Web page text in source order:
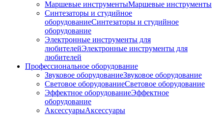
Маршевые инструментыМаршевые инструменты
Синтезаторы и студийное
оборудованиеСинтезаторы и студийное
оборудование
Электронные инструменты для
любителейЭлектронные инструменты для
любителей
Профессиональное оборудование
Звуковое оборудованиеЗвуковое оборудование
Световое оборудованиеСветовое оборудование
Эффектное оборудованиеЭффектное
оборудование
АксессуарыАксессуары